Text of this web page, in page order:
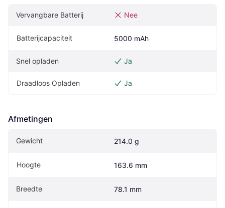
Vervangbare Batterij Nee
Batterijcapaciteit 5000 mAh
Snel opladen Ja
Draadloos Opladen Ja
Afmetingen
Gewicht 214.0 g
Hoogte 163.6 mm
Breedte 78.1 mm